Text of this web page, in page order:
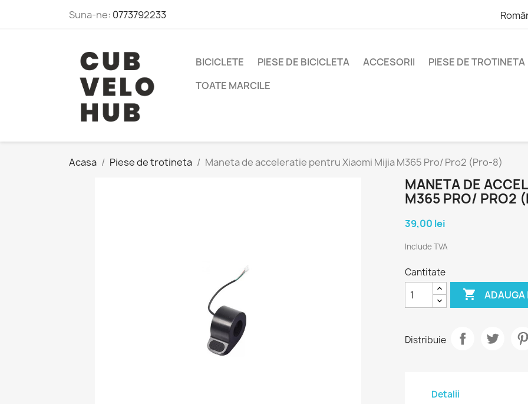
Suna-ne: 0773792233
BICICLETE PIESE DE BICICLETA ACCESORII PIESE DE TROTINETA
TOATE MARCILE
Acasa Piese de trotineta Maneta de acceleratie pentru Xiaomi Mijia M365 Pro/ Pro2 (Pro-8)
MANETA DE
M365 PRO/ PRO2
39,00 lei
Include TVA
Cantitate
 ADAUGA
Distribuie
Detalii